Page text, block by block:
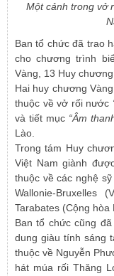
Một cảnh trong vở
Ban tổ chức đã trao
cho chương trình
Vàng, 13 Huy
Hai huy chương
thuộc về vở rối nước
và tiết mục “Âm
Lào.
Trong tám Huy
Việt Nam giành
thuộc về các nghệ
Wallonie-
Tarabates (Cộng hòa
Ban tổ chức cũng
dung giàu tính sáng
thuộc về Nguyễn
hát múa rối Thăng